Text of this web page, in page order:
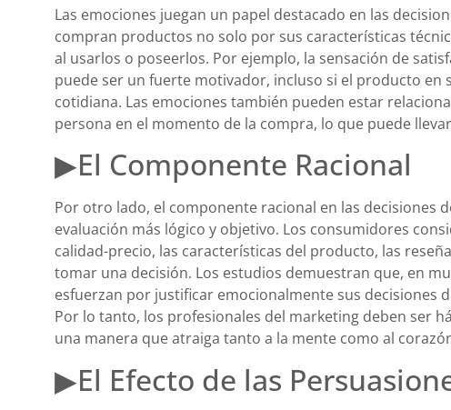
Las emociones juegan un papel destacado en las
compran productos no solo por sus características
al usarlos o poseerlos. Por ejemplo, la sensación de
puede ser un fuerte motivador, incluso si el producto en
cotidiana. Las emociones también pueden estar
persona en el momento de la compra, lo que puede
▶El Componente Racional
Por otro lado, el componente racional en las decisiones
evaluación más lógico y objetivo. Los consumidores
calidad-precio, las características del producto, las
tomar una decisión. Los estudios demuestran que, en
esfuerzan por justificar emocionalmente sus decisiones
Por lo tanto, los profesionales del marketing deben ser
una manera que atraiga tanto a la mente como al
▶El Efecto de las